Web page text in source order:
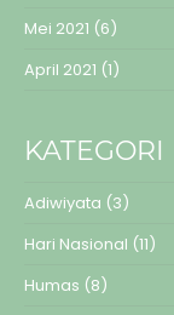
Mei 2021 (6)
April 2021 (1)
KATEGORI
Adiwiyata (3)
Hari Nasional (11)
Humas (8)